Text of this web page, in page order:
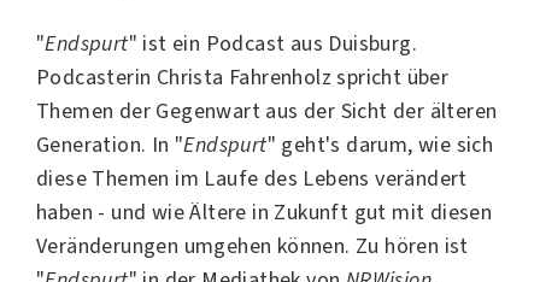
"Endspurt" ist ein Podcast aus Duisburg.
Podcasterin Christa Fahrenholz spricht über
Themen der Gegenwart aus der Sicht der älteren
Generation. In "Endspurt" geht's darum, wie sich
diese Themen im Laufe des Lebens verändert
haben - und wie Ältere in Zukunft gut mit diesen
Veränderungen umgehen können. Zu hören ist